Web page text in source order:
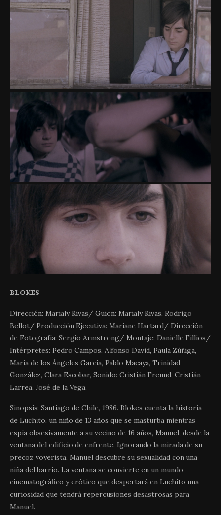
BLOKES
Dirección: Marialy Rivas/ Guion: Marialy Rivas, Rodrigo
Bellot/ Producción Ejecutiva: Mariane Hartard/ Dirección
de Fotografía: Sergio Armstrong/ Montaje: Danielle Fillios/
Intérpretes: Pedro Campos, Alfonso David, Paula Zúñiga,
María de los Ángeles García, Pablo Macaya, Trinidad
González, Clara Escobar, Sonido: Cristián Freund, Cristián
Larrea, José de la Vega.
Sinopsis: Santiago de Chile, 1986. Blokes cuenta la historia
de Luchito, un niño de 13 años que se masturba mientras
espía obsesivamente a su vecino de 16 años, Manuel, desde la
ventana del edificio de enfrente. Ignorando la mirada de su
precoz voyerista, Manuel descubre su sexualidad con una
niña del barrio. La ventana se convierte en un mundo
cinematográfico y erótico que despertará en Luchito una
curiosidad que tendrá repercusiones desastrosas para
Manuel.